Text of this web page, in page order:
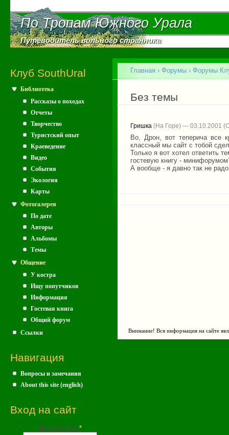
По Тропам Южного Урала
По Тропам Южного Урала
Путеводитель вольного странника
Путеводитель вольного странника
Клуб SouthUral
Библиотека
Рассказы о походах
Отчеты
Творчество
Туристский опыт
Краеведение
Видео
События
Экология
Карты
Фотогалерея
По дате
Авторы
Альбомы
Темы
Общение
У костра
Ищу попутчиков
Информация
Гостевая книга
Общий форум
Ссылки
Навигация
Вопросы и замечания
About this site (english)
Вход на сайт
Имя (почта) *
Вы здесь
Главная › Форумы › Форумы
Без темы
Гришка (На Горе) — 03.10.2001
Во, Дрон, вот теперича все
классный мы сайт с тобой
Только я вот хотел ответить
гостевую книгу -
А вообще - я давно так не
Внимание! Вся информация на сайте